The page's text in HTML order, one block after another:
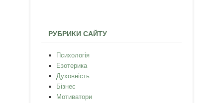
РУБРИКИ САЙТУ
Психологія
Езотерика
Духовність
Бізнес
Мотиватори